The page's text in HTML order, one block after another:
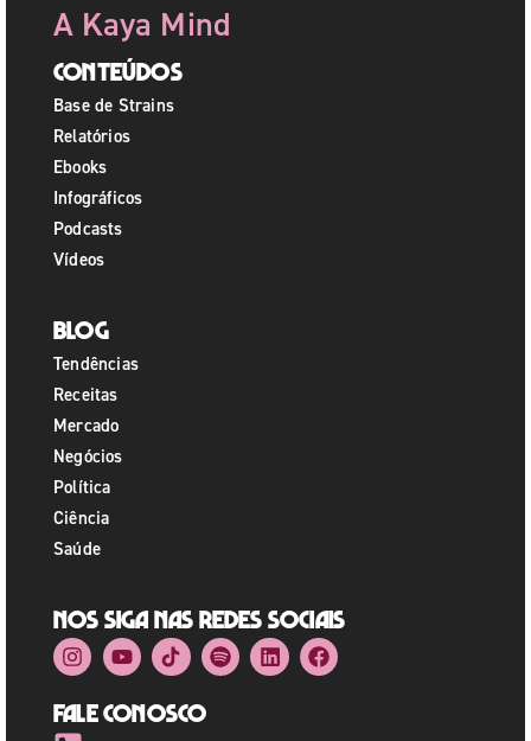
A Kaya Mind
Conteúdos
Base de Strains
Relatórios
Ebooks
Infográficos
Podcasts
Vídeos
Blog
Tendências
Receitas
Mercado
Negócios
Política
Ciência
Saúde
Nos siga nas redes sociais
Fale Conosco